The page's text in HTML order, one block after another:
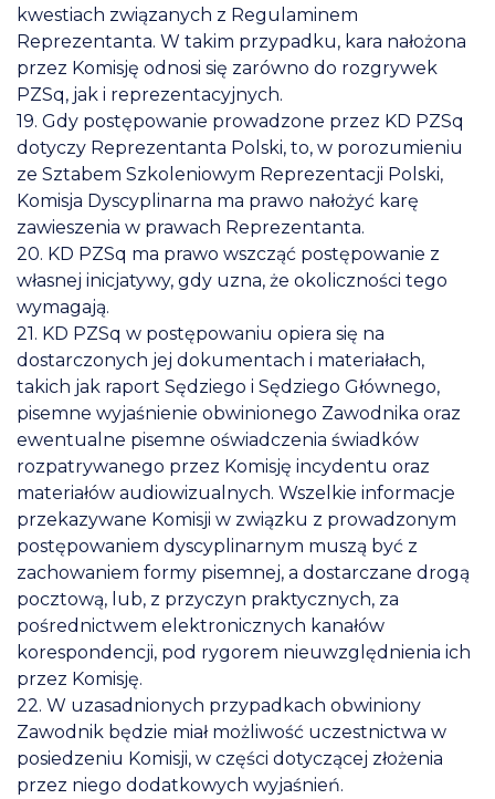
kwestiach związanych z Regulaminem
Reprezentanta. W takim przypadku, kara nałożona
przez Komisję odnosi się zarówno do rozgrywek
PZSq, jak i reprezentacyjnych.
19. Gdy postępowanie prowadzone przez KD PZSq
dotyczy Reprezentanta Polski, to, w porozumieniu
ze Sztabem Szkoleniowym Reprezentacji Polski,
Komisja Dyscyplinarna ma prawo nałożyć karę
zawieszenia w prawach Reprezentanta.
20. KD PZSq ma prawo wszcząć postępowanie z
własnej inicjatywy, gdy uzna, że okoliczności tego
wymagają.
21. KD PZSq w postępowaniu opiera się na
dostarczonych jej dokumentach i materiałach,
takich jak raport Sędziego i Sędziego Głównego,
pisemne wyjaśnienie obwinionego Zawodnika oraz
ewentualne pisemne oświadczenia świadków
rozpatrywanego przez Komisję incydentu oraz
materiałów audiowizualnych. Wszelkie informacje
przekazywane Komisji w związku z prowadzonym
postępowaniem dyscyplinarnym muszą być z
zachowaniem formy pisemnej, a dostarczane drogą
pocztową, lub, z przyczyn praktycznych, za
pośrednictwem elektronicznych kanałów
korespondencji, pod rygorem nieuwzględnienia ich
przez Komisję.
22. W uzasadnionych przypadkach obwiniony
Zawodnik będzie miał możliwość uczestnictwa w
posiedzeniu Komisji, w części dotyczącej złożenia
przez niego dodatkowych wyjaśnień.